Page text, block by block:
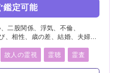
鑑定可能
二股関係、浮気、不倫、
、相性、歳の差、結婚、夫婦、
、健康、故人、生霊、相手の気
来、運勢、心霊相談、心霊写
故人の霊視 霊聴 霊査
来世 神通力 守護霊